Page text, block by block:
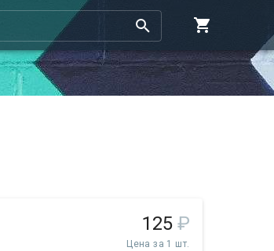
125 ₽
Цена за 1 шт.